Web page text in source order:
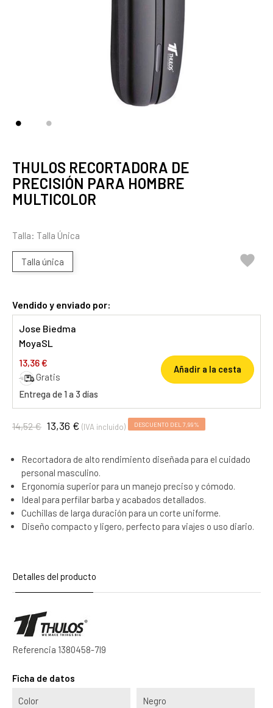
THULOS RECORTADORA DE
PRECISIÓN PARA HOMBRE
MULTICOLOR
Talla: Talla Única
Talla única 
Vendido y enviado por:
Jose Biedma
MoyaSL
13,36 €
Gratis
Entrega de 1 a 3 días
Añadir a la cesta
14,52 € 13,36 € (IVA incluido) DESCUENTO DEL 7,99%
Recortadora de alto rendimiento diseñada para el cuidado
personal masculino.
Ergonomía superior para un manejo preciso y cómodo.
Ideal para perfilar barba y acabados detallados.
Cuchillas de larga duración para un corte uniforme.
Diseño compacto y ligero, perfecto para viajes o uso diario.
Detalles del producto
Referencia 1380458-7I9
Ficha de datos
Color Negro